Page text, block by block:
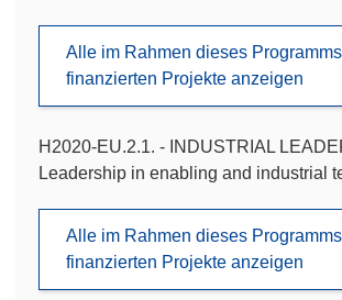
Alle im Rahmen dieses Programms
finanzierten Projekte anzeigen
H2020-EU.2.1. - INDUSTRIAL
Leadership in enabling and industrial
Alle im Rahmen dieses Programms
finanzierten Projekte anzeigen